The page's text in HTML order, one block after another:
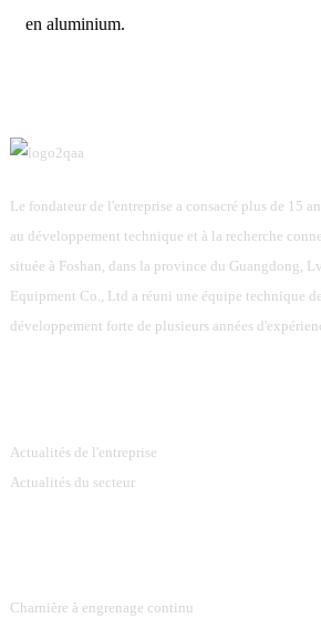
en aluminium.
Le fondateur de l'entreprise a consacré plus de 15
au développement technique et à la recherche
située à Foshan, dans la province du Guangdong,
Equipment Co., Ltd a réuni une équipe technique
développement forte de plusieurs années
Actualités de l'entreprise
Actualités du secteur
Charnière à engrenage continu